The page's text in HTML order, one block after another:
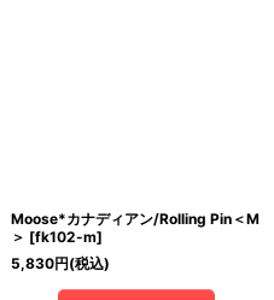
Moose*カナディアン/Rolling Pin＜M
＞ [fk102-m]
5,830円(税込)